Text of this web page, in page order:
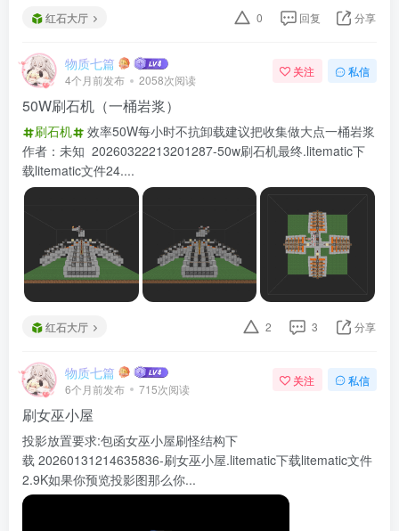
红石大厅 0 回复 分享
物质七篇
4个月前发布 2058次阅读
关注 私信
50W刷石机（一桶岩浆）
刷石机
效率50W每小时不抗卸载建议把收集做大点一桶岩浆
作者：未知 20260322213201287-50w刷石机最终.litematic下
载litematic文件24....
红石大厅 2 3 分享
物质七篇
6个月前发布 715次阅读
关注 私信
刷女巫小屋
投影放置要求:包函女巫小屋刷怪结构下
载 20260131214635836-刷女巫小屋.litematic下载litematic文件
2.9K如果你预览投影图那么你...